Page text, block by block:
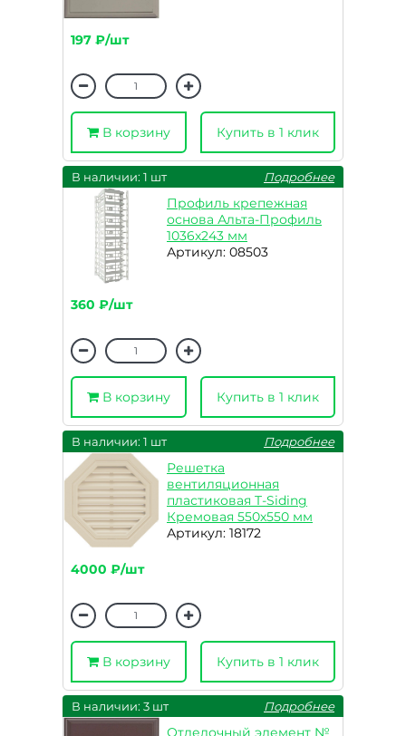
197 ₽/шт
В корзину Купить в 1 клик
В наличии: 1 шт Подробнее
Профиль крепежная
основа Альта-Профиль
1036x243 мм
Артикул: 08503
360 ₽/шт
В корзину Купить в 1 клик
В наличии: 1 шт Подробнее
Решетка
вентиляционная
пластиковая T-Siding
Кремовая 550х550 мм
Артикул: 18172
4000 ₽/шт
В корзину Купить в 1 клик
В наличии: 3 шт Подробнее
Отделочный элемент №